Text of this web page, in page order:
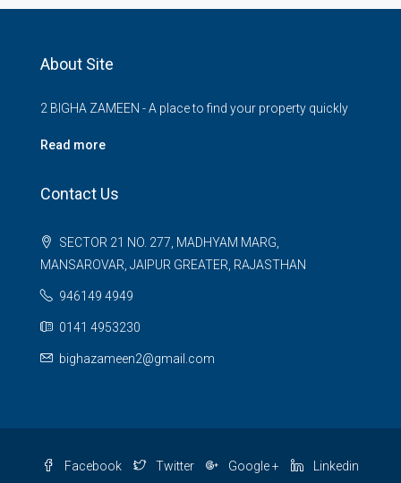
About Site
2 BIGHA ZAMEEN - A place to find your property quickly
Read more
Contact Us
SECTOR 21 NO. 277, MADHYAM MARG,
MANSAROVAR, JAIPUR GREATER, RAJASTHAN
946149 4949
0141 4953230
bighazameen2@gmail.com
Facebook Twitter Google + Linkedin